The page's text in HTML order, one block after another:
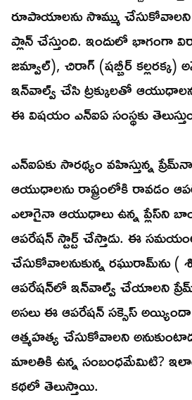
రూపాయాలను సొమ్ము
ప్లాన్‌ చేస్తుంది. ఇందులో భాగంగా
జమ్వాల్‌), చిరాగ్‌ (షబ్బీర్‌ కల్లరక్క)
ఇన్‌వాల్వ్‌ చేసి ట్రక్కులతో
ఈ విషయం ఎన్‌ఐఏ సంస్థకు
ఎన్‌ఐఏకు సారథ్యం వహిస్తున్న
ఆయుధాలను రాష్ట్రంలోకి రావడం
ఎలాగైనా ఆయుధాలు ఉన్న ప్లేస్‌ని
ఆపరేషన్‌ స్టార్ట్‌ చేస్తాడు. ఈ
చేసుకోవాలనుకున్న రఘురామ్‌ను
ఆపరేషన్‌లో ఇన్‌వాల్వ్‌ చేయాలని
అసలు ఈ ఆపరేషన్‌ సక్సెస్‌
ఆత్మహత్య చేసుకోవాలని
మాలతికి ఉన్న సంబంధమేమిటి?
కథలో తెలుస్తాయి.